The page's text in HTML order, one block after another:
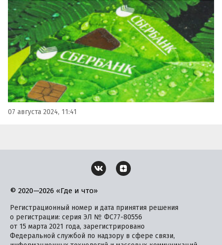
карт «Сбербанка» в течение этого периода смогут
получать за ряд покупок сразу два…
07 августа 2024, 11:41
© 2020—2026 «Где и что»
Регистрационный номер и дата принятия решения
о регистрации: серия ЭЛ № ФС77-80556
от 15 марта 2021 года, зарегистрировано
Федеральной службой по надзору в сфере связи,